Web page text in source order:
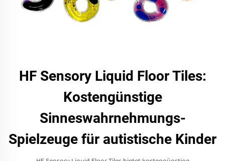
HF Sensory Liquid Floor Tiles:
Kostengünstige
Sinneswahrnehmungs-
Spielzeuge für autistische Kinder